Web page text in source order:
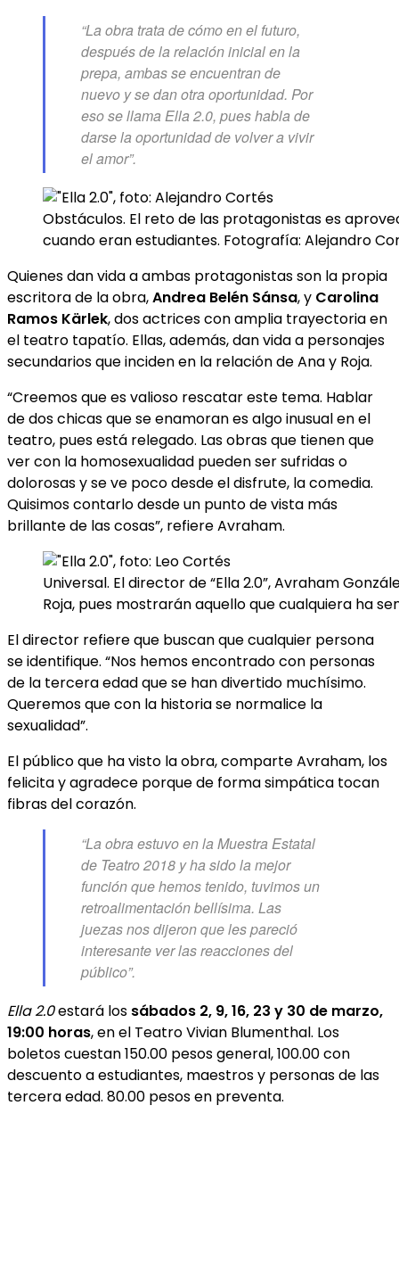
“La obra trata de cómo en el futuro,
después de la relación inicial en la
prepa, ambas se encuentran de
nuevo y se dan otra oportunidad. Por
eso se llama Ella 2.0, pues habla de
darse la oportunidad de volver a vivir
el amor”.
Obstáculos. El reto de las protagonistas es
cuando eran estudiantes. Fotografía: Alejandro
Quienes dan vida a ambas protagonistas son la propia
escritora de la obra,Andrea Belén Sánsa, y Carolina
Ramos Kärlek, dos actrices con amplia trayectoria en
el teatro tapatío. Ellas, además, dan vida a personajes
secundarios que inciden en la relación de Ana y Roja.
“Creemos que es valioso rescatar este tema. Hablar
de dos chicas que se enamoran es algo inusual en el
teatro, pues está relegado. Las obras que tienen que
ver con la homosexualidad pueden ser sufridas o
dolorosas y se ve poco desde el disfrute, la comedia.
Quisimos contarlo desde un punto de vista más
brillante de las cosas”, refiere Avraham.
Universal. El director de “Ella 2.0”, Avraham
Roja, pues mostrarán aquello que cualquiera ha
El director refiere que buscan que cualquier persona
se identifique. “Nos hemos encontrado con personas
de la tercera edad que se han divertido muchísimo.
Queremos que con la historia se normalice la
sexualidad”.
El público que ha visto la obra, comparte Avraham, los
felicita y agradece porque de forma simpática tocan
fibras del corazón.
“La obra estuvo en la Muestra Estatal
de Teatro 2018 y ha sido la mejor
función que hemos tenido, tuvimos un
retroalimentación bellísima. Las
juezas nos dijeron que les pareció
interesante ver las reacciones del
público”.
Ella 2.0estará los sábados 2, 9, 16, 23 y 30 de marzo,
19:00 horas, en el Teatro Vivian Blumenthal. Los
boletos cuestan 150.00 pesos general, 100.00 con
descuento a estudiantes, maestros y personas de las
tercera edad. 80.00 pesos en preventa.